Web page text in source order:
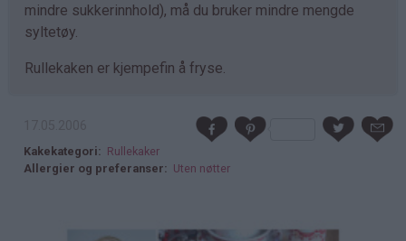
mindre sukkerinnhold), må du bruker mindre mengde
syltetøy.
Rullekaken er kjempefin å fryse.
Kakekategori
Rullekaker
Allergier og preferanser
Uten nøtter